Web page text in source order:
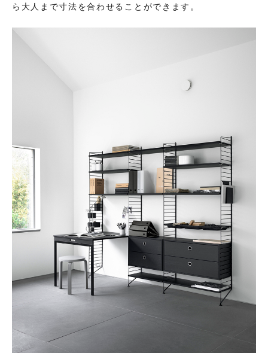
ら大人まで寸法を合わせることができます。